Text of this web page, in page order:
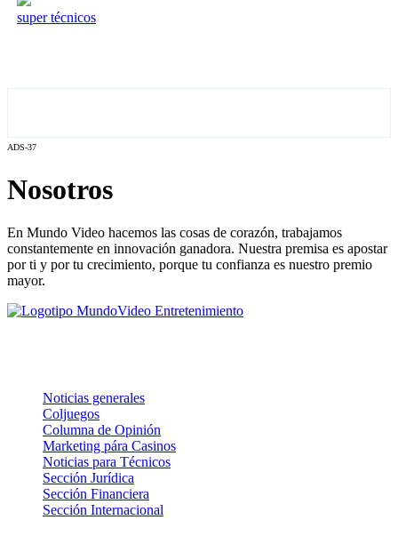
super técnicos
ADS-37
Nosotros
En Mundo Video hacemos las cosas de corazón, trabajamos
constantemente en innovación ganadora. Nuestra premisa es apostar
por ti y por tu crecimiento, porque tu confianza es nuestro premio
mayor.
Noticias generales
Coljuegos
Columna de Opinión
Marketing pára Casinos
Noticias para Técnicos
Sección Jurídica
Sección Financiera
Sección Internacional